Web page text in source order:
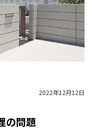
2022年12月12日
の問題